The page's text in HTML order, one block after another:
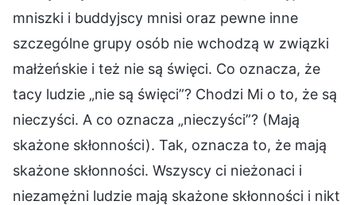
mniszki i buddyjscy mnisi oraz pewne inne
szczególne grupy osób nie wchodzą w związki
małżeńskie i też nie są święci. Co oznacza, że
tacy ludzie „nie są święci”? Chodzi Mi o to, że są
nieczyści. A co oznacza „nieczyści”? (Mają
skażone skłonności). Tak, oznacza to, że mają
skażone skłonności. Wszyscy ci nieżonaci i
niezamężni ludzie mają skażone skłonności i nikt